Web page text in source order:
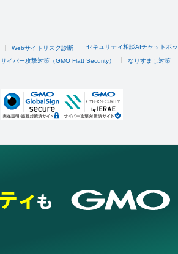
Webサイトリスク診断 セキュリティ相談AIチャットボッ
サイバー攻撃対策（GMO Flatt Security） なりすまし対策